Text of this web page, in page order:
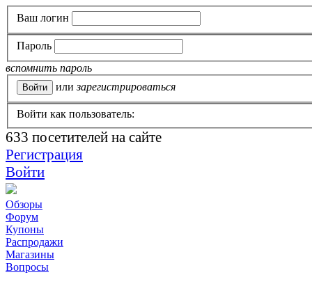
Ваш логин
Пароль
вспомнить пароль
или зарегистрироваться
Войти как пользователь:
633 посетителей на сайте
Регистрация
Войти
Обзоры
Форум
Купоны
Распродажи
Магазины
Вопросы